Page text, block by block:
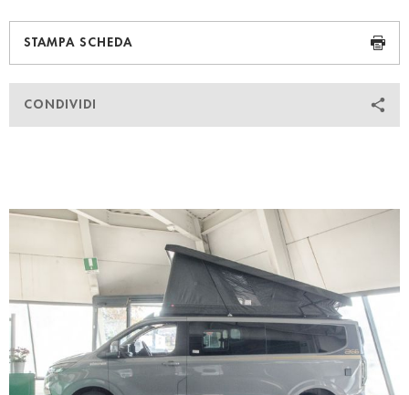
STAMPA SCHEDA
CONDIVIDI